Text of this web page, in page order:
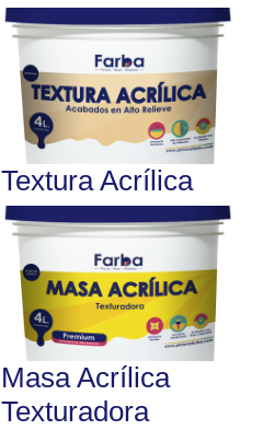
Textura Acrílica
Masa Acrílica
Texturadora